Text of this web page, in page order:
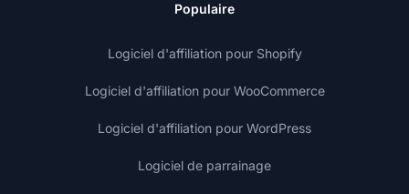
Populaire
Logiciel d'affiliation pour Shopify
Logiciel d'affiliation pour WooCommerce
Logiciel d'affiliation pour WordPress
Logiciel de parrainage